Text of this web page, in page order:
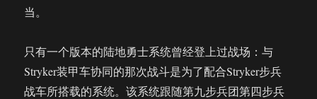
当。
只有一个版本的陆地勇士系统曾经登上过战场：与
Stryker装甲车协同的那次战斗是为了配合Stryker步兵
战车所搭载的系统。该系统跟随第九步兵团第四步兵